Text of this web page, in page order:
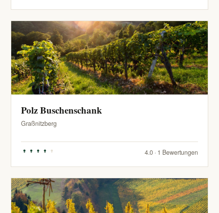
Polz Buschenschank
Graßnitzberg
4.0 · 1 Bewertungen